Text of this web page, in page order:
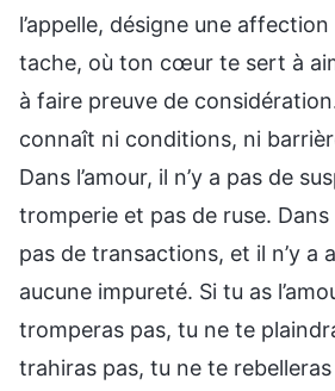
l’appelle, désigne une
tache, où ton cœur te sert à
à faire preuve de
connaît ni conditions, ni
Dans l’amour, il n’y a pas de
tromperie et pas de ruse. Dans
pas de transactions, et il n’y a
aucune impureté. Si tu as
tromperas pas, tu ne te
trahiras pas, tu ne te rebelleras